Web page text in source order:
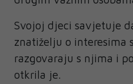
Svojoj djeci savjetuje
znatiželju o interesima
razgovaraju s njima i
otkrila je.